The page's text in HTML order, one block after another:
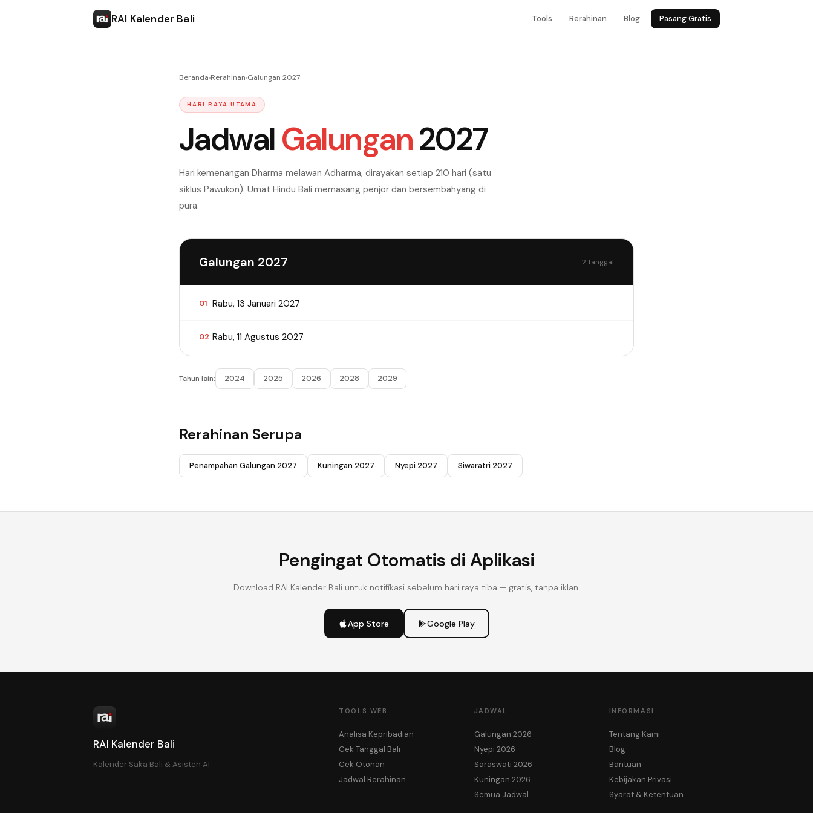
RAI Kalender Bali Tools Rerahinan Blog Pasang Gratis
Beranda›Rerahinan›Galungan 2027
HARI RAYA UTAMA
JadwalGalungan2027
Hari kemenangan Dharma melawan Adharma, dirayakan setiap 210 hari (satu
siklus Pawukon). Umat Hindu Bali memasang penjor dan bersembahyang di
pura.
Galungan 2027 2 tanggal
01 Rabu, 13 Januari 2027
02 Rabu, 11 Agustus 2027
Tahun lain: 2024 2025 2026 2028 2029
Rerahinan Serupa
Penampahan Galungan 2027 Kuningan 2027 Nyepi 2027 Siwaratri 2027
Pengingat Otomatis di Aplikasi
Download RAI Kalender Bali untuk notifikasi sebelum hari raya tiba — gratis, tanpa iklan.
App Store Google Play
RAI Kalender Bali
Kalender Saka Bali & Asisten AI
TOOLS WEB
Analisa Kepribadian
Cek Tanggal Bali
Cek Otonan
Jadwal Rerahinan
JADWAL
Galungan 2026
Nyepi 2026
Saraswati 2026
Kuningan 2026
Semua Jadwal
INFORMASI
Tentang Kami
Blog
Bantuan
Kebijakan Privasi
Syarat & Ketentuan